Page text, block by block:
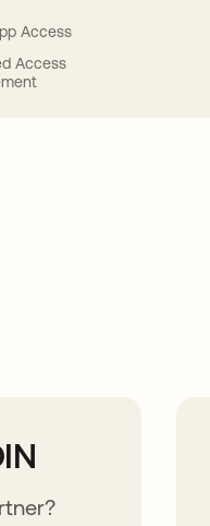
Access
Access